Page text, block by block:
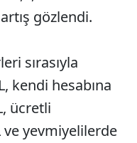
gözlendi.
sırasıyla
kendi hesabına
ücretli
ve yevmiyelilerde